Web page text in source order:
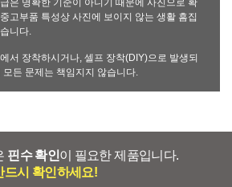
은 명확한 기준이 아니기 때문에 사진으로 확
고부품 특성상 사진에 보이지 않는 생활 흠집
니다.
서 장착하시거나, 셀프 장착(DIY)으로 발생되
모든 문제는 책임지지 않습니다.
핀수 확인이 필요한 제품입니다.
드시 확인하세요!